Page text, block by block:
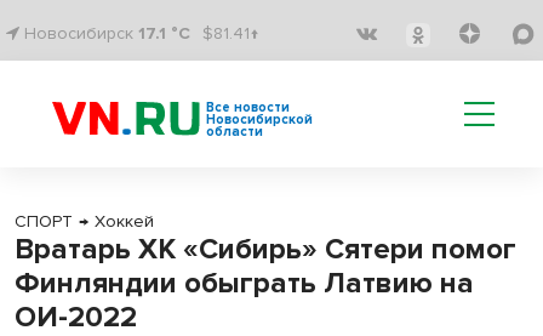
Новосибирск 17.1 °C $81.41↑
Все новости
Новосибирской
области
СПОРТ → Хоккей
Вратарь ХК «Сибирь» Сятери помог
Финляндии обыграть Латвию на
ОИ-2022